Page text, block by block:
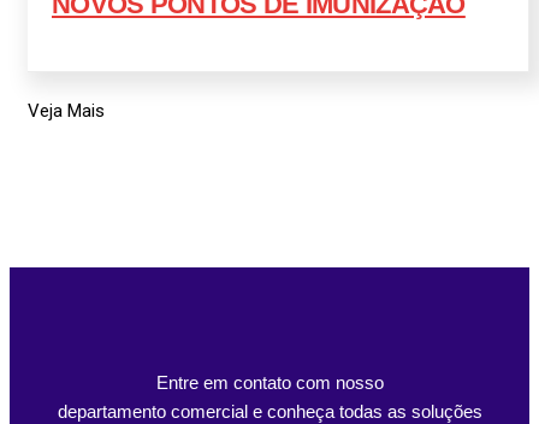
Veja Mais
Entre em contato com nosso
departamento comercial e conheça todas as soluções